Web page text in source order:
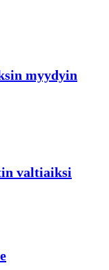
myydyin
valtiaiksi